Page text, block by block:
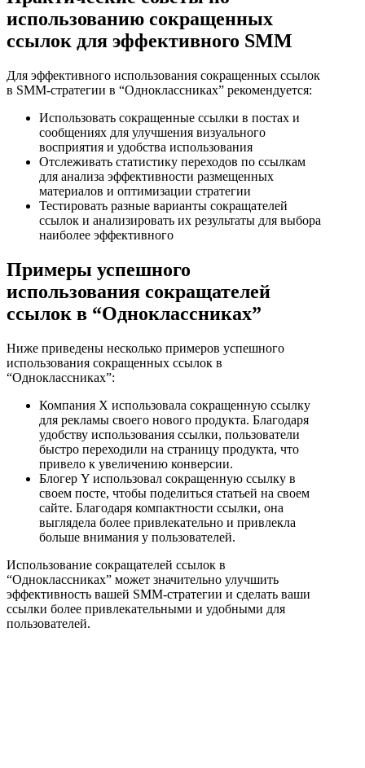
использованию сокращенных
ссылок для эффективного SMM
Для эффективного использования сокращенных ссылок
в SMM-стратегии в “Одноклассниках” рекомендуется:
Использовать сокращенные ссылки в постах и
сообщениях для улучшения визуального
восприятия и удобства использования
Отслеживать статистику переходов по ссылкам
для анализа эффективности размещенных
материалов и оптимизации стратегии
Тестировать разные варианты сокращателей
ссылок и анализировать их результаты для выбора
наиболее эффективного
Примеры успешного
использования сокращателей
ссылок в “Одноклассниках”
Ниже приведены несколько примеров успешного
использования сокращенных ссылок в
“Одноклассниках”:
Компания X использовала сокращенную ссылку
для рекламы своего нового продукта. Благодаря
удобству использования ссылки, пользователи
быстро переходили на страницу продукта, что
привело к увеличению конверсии.
Блогер Y использовал сокращенную ссылку в
своем посте, чтобы поделиться статьей на своем
сайте. Благодаря компактности ссылки, она
выглядела более привлекательно и привлекла
больше внимания у пользователей.
Использование сокращателей ссылок в
“Одноклассниках” может значительно улучшить
эффективность вашей SMM-стратегии и сделать ваши
ссылки более привлекательными и удобными для
пользователей.